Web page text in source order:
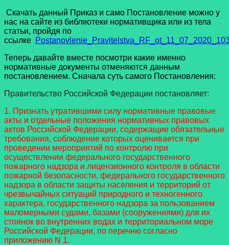
Скачать данный Приказ и само Постановление можно у
нас на сайте из библиотеки нормативщика или из тела
статьи, пройдя по
ссылке
Теперь давайте вместе посмотри какие именно
нормативные документы отменяются данным
постановлением. Сначала суть самого Постановления:
Правительство Российской Федерации постановляет:
1. Признать утратившими силу нормативные правовые
акты и отдельные положения нормативных правовых
актов Российской Федерации, содержащие обязательные
требования, соблюдение которых оценивается при
проведении мероприятий по контролю при
осуществлении федерального государственного
пожарного надзора и лицензионного контроля в области
пожарной безопасности, федерального государственного
надзора в области защиты населения и территорий от
чрезвычайных ситуаций природного и техногенного
характера, государственного надзора за пользованием
маломерными судами, базами (сооружениями) для их
стоянок во внутренних водах и территориальном море
Российской Федерации, по перечню согласно
приложению N 1.